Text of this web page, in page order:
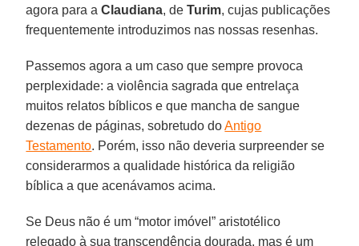
agora para aClaudiana, deTurim, cujas publicações
frequentemente introduzimos nas nossas resenhas.
Passemos agora a um caso que sempre provoca
perplexidade: a violência sagrada que entrelaça
muitos relatos bíblicos e que mancha de sangue
dezenas de páginas, sobretudo doAntigo
Testamento. Porém, isso não deveria surpreender se
considerarmos a qualidade histórica da religião
bíblica a que acenávamos acima.
Se Deus não é um “motor imóvel” aristotélico
relegado à sua transcendência dourada, mas é um